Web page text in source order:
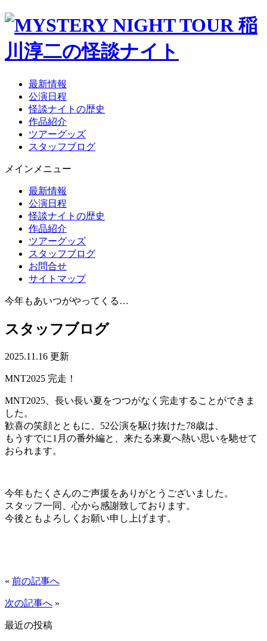
最新情報
公演日程
怪談ナイトの歴史
作品紹介
ツアーグッズ
スタッフブログ
メインメニュー
最新情報
公演日程
怪談ナイトの歴史
作品紹介
ツアーグッズ
スタッフブログ
お問合せ
サイトマップ
今年もあいつがやってくる…
スタッフブログ
2025.11.16 更新
MNT2025 完走！
MNT2025、長い長い夏をつつがなく完走することができま
した。
歓喜の笑顔とともに、52公演を駆け抜けた78歳は、
もうすでに1月の番外編と、来たる来夏へ熱い思いを馳せて
おられます。
今年もたくさんのご声援をありがとうございました。
スタッフ一同、心から感謝致しております。
今後ともよろしくお願い申し上げます。
« 前の記事へ
次の記事へ »
最近の投稿